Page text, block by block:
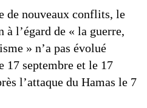
de nouveaux conflits, le
à l’égard de « la guerre,
» n’a pas évolué
17 septembre et le 17
l’attaque du Hamas le 7